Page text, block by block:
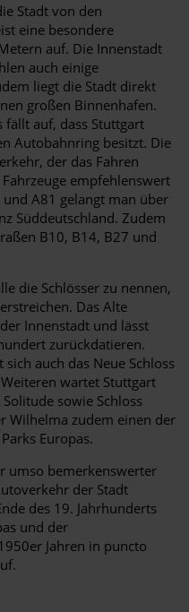
Stadt von den
eine besondere
auf. Die Innenstadt
auch einige
liegt die Stadt direkt
großen Binnenhafen.
fällt auf, dass Stuttgart
Autobahnring besitzt. Die
der das Fahren
empfehlenswert
A81 gelangt man über
Süddeutschland. Zudem
B10, B14, B27 und
die Schlösser zu nennen,
Das Alte
Innenstadt und lässt
zurückdatieren.
auch das Neue Schloss
wartet Stuttgart
sowie Schloss
Wilhelma zudem einen der
Europas.
umso bemerkenswerter
der Stadt
des 19. Jahrhunderts
und der
Jahren in puncto